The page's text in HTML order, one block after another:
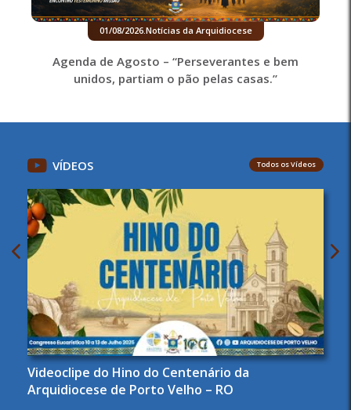
01/08/2026.Notícias da Arquidiocese
Agenda de Agosto – “Perseverantes e bem
unidos, partiam o pão pelas casas.”
VÍDEOS Todos os Vídeos
Videoclipe do Hino do Centenário da
Arquidiocese de Porto Velho – RO